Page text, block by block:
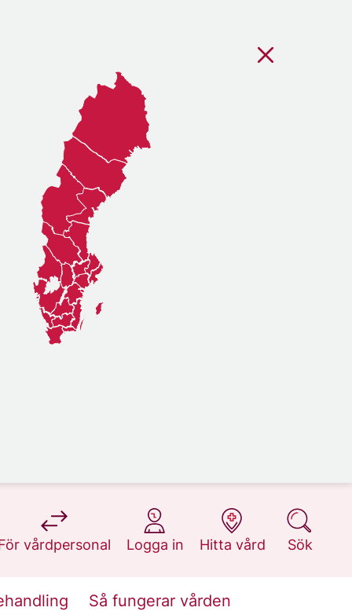
vårdpersonal
på 1177.se
Logga in
på 1177.se
Hitta vård
på 1177.se
Sök
på 1177.se
Så fungerar vården